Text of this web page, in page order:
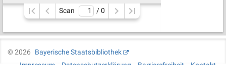
Scan / 0
©2026
Bayerische Staatsbibliothek